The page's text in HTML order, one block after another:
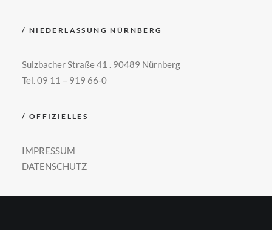
/ NIEDERLASSUNG NÜRNBERG
Sulzbacher Straße 41 . 90489 Nürnberg
Tel. 09 11 – 919 66-0
/ OFFIZIELLES
IMPRESSUM
DATENSCHUTZ